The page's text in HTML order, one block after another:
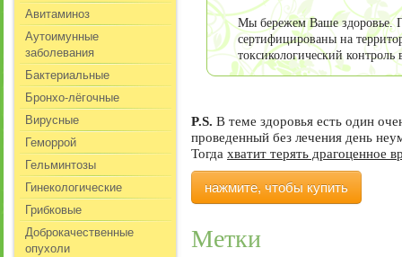
Авитаминоз
Аутоимунные
заболевания
Бактериальные
Бронхо-лёгочные
Вирусные
Геморрой
Гельминтозы
Гинекологические
Грибковые
Доброкачественные
опухоли
Мы бережем Ваше здоровье.
сертифицированы на
токсикологический контроль
P.S. В теме здоровья есть один
проведенный без лечения день
Тогда хватит терять драгоценное
нажмите, чтобы купить
Метки